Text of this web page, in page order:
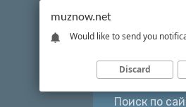
muznow.net
Would like to send you
Discard